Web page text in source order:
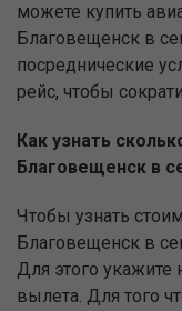
можете купить
Благовещенск в
посреднические
рейс, чтобы
Как узнать
Благовещенск в
Чтобы узнать
Благовещенск в
Для этого укажите
вылета. Для того